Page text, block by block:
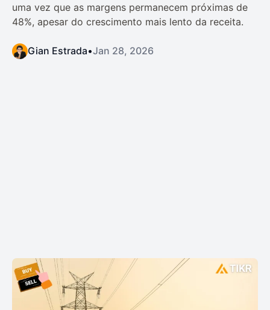
uma vez que as margens permanecem próximas de
48%, apesar do crescimento mais lento da receita.
Gian Estrada•Jan 28, 2026